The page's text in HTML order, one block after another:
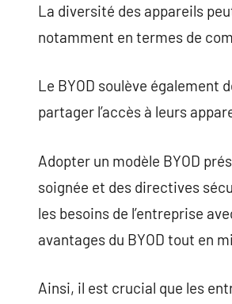
La diversité des appareils
notamment en termes de
Le BYOD soulève également
partager l’accès à leurs
Adopter un modèle BYOD
soignée et des directives
les besoins de l’entreprise
avantages du BYOD tout en
Ainsi, il est crucial que les